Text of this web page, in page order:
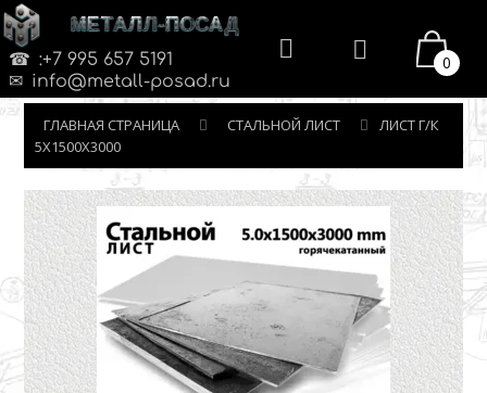
МЕТАЛЛ-ПОСАД
:+7 995 657 5191
info@metall-posad.ru
0
ГЛАВНАЯ СТРАНИЦА СТАЛЬНОЙ ЛИСТ
ЛИСТ Г/К
5Х1500Х3000